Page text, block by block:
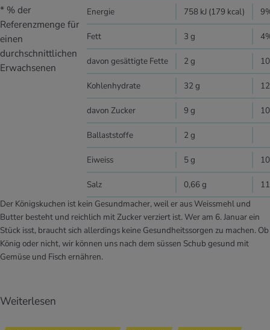
Energie 758 kJ (179 kcal)
Fett 3 g
davon gesättigte Fette 2 g
Kohlenhydrate 32 g
davon Zucker 9 g
Ballaststoffe 2 g
Eiweiss 5 g
Salz 0,66 g
* % der
Referenzmenge für
einen
durchschnittlichen
Erwachsenen
Der Königskuchen ist kein Gesundmacher, weil er aus Weissmehl und
Butter besteht und reichlich mit Zucker verziert ist. Wer am 6. Januar ein
Stück isst, braucht sich allerdings keine Gesundheitssorgen zu machen. Ob
König oder nicht, wir können uns nach dem süssen Schub gesund mit
Gemüse und Fisch ernähren.
Weiterlesen